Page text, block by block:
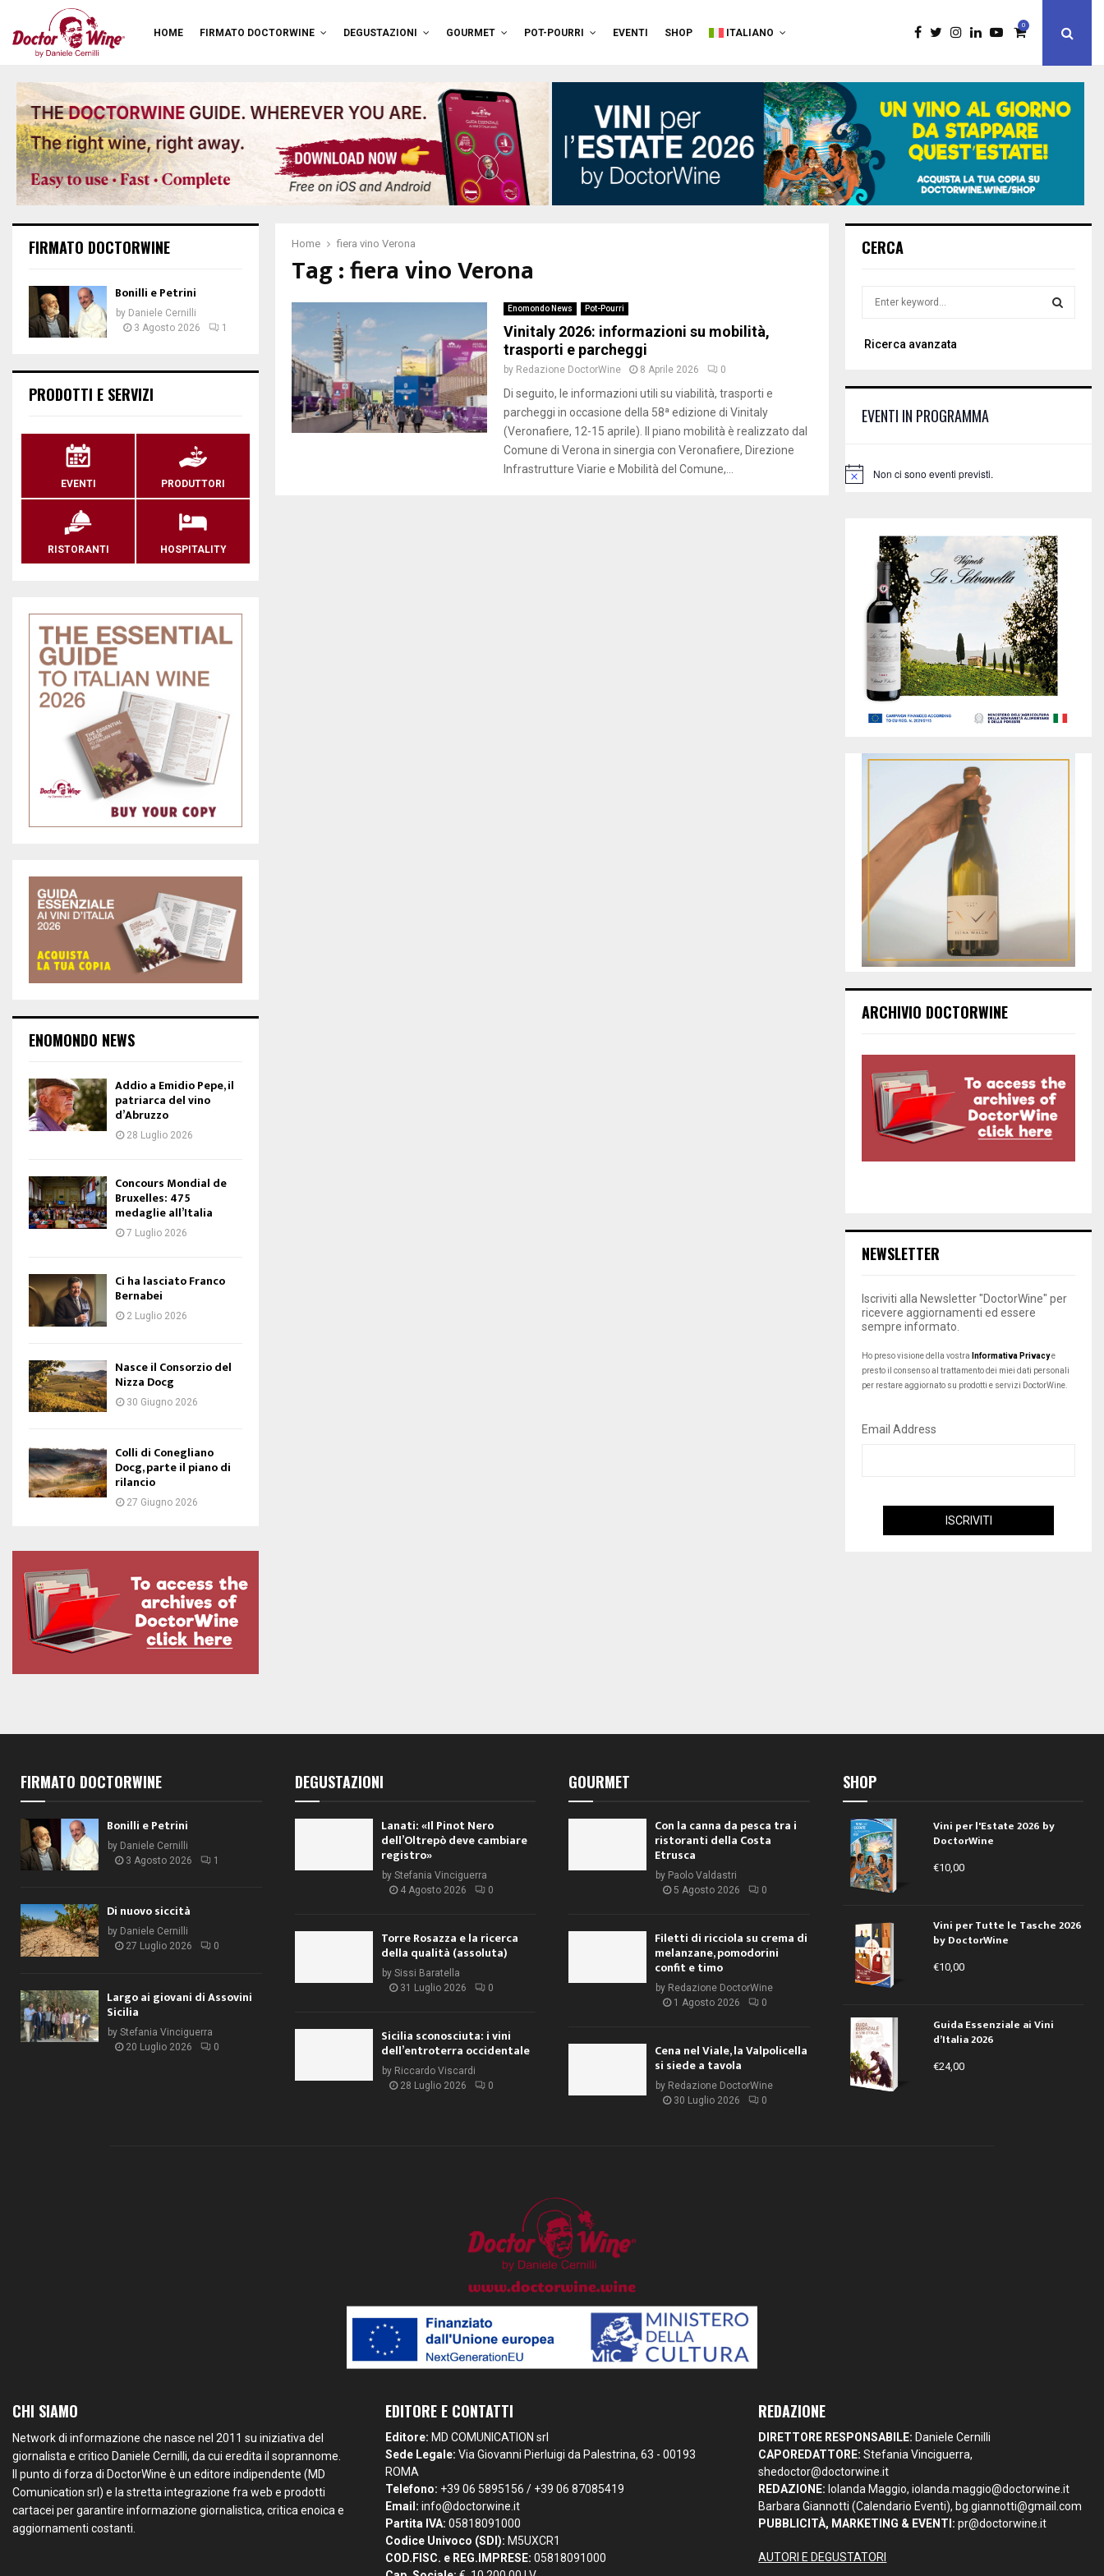
HOME FIRMATO DOCTORWINE DEGUSTAZIONI GOURMET POT-POURRI EVENTI SHOP ITALIANO
0
Home fiera vino Verona
Tag : fiera vino Verona
Enomondo News Pot-Pourri
Vinitaly 2026: informazioni su mobilità,
trasporti e parcheggi
by Redazione DoctorWine 8 Aprile 2026 0
Di seguito, le informazioni utili su viabilità, trasporti e
parcheggi in occasione della 58ª edizione di Vinitaly
(Veronafiere, 12-15 aprile). Il piano mobilità è realizzato dal
Comune di Verona in sinergia con Veronafiere, Direzione
Infrastrutture Viarie e Mobilità del Comune,...
FIRMATO DOCTORWINE
Bonilli e Petrini
by Daniele Cernilli
3 Agosto 2026
1
PRODOTTI E SERVIZI
EVENTI PRODUTTORI
RISTORANTI HOSPITALITY
ENOMONDO NEWS
Addio a Emidio Pepe, il
patriarca del vino
d’Abruzzo
28 Luglio 2026
Concours Mondial de
Bruxelles: 475
medaglie all’Italia
7 Luglio 2026
Ci ha lasciato Franco
Bernabei
2 Luglio 2026
Nasce il Consorzio del
Nizza Docg
30 Giugno 2026
Colli di Conegliano
Docg, parte il piano di
rilancio
27 Giugno 2026
CERCA
r
o
Ricerca avanzata
EVENTI IN PROGRAMMA
N
Non ci sono eventi previsti.
ARCHIVIO DOCTORWINE
NEWSLETTER
Iscriviti alla Newsletter "DoctorWine" per
ricevere aggiornamenti ed essere
sempre informato.
Ho preso visione della vostra Informativa Privacye
presto il consenso al trattamento dei miei dati personali
per restare aggiornato su prodotti e servizi DoctorWine.
Email Address
FIRMATO DOCTORWINE
Bonilli e Petrini
by Daniele Cernilli
3 Agosto 2026
1
Di nuovo siccità
by Daniele Cernilli
27 Luglio 2026
0
Largo ai giovani di Assovini
Sicilia
by Stefania Vinciguerra
20 Luglio 2026
0
DEGUSTAZIONI
Lanati: «Il Pinot Nero
dell’Oltrepò deve cambiare
registro»
by Stefania Vinciguerra
4 Agosto 2026
0
Torre Rosazza e la ricerca
della qualità (assoluta)
by Sissi Baratella
31 Luglio 2026
0
Sicilia sconosciuta: i vini
dell’entroterra occidentale
by Riccardo Viscardi
28 Luglio 2026
0
GOURMET
Con la canna da pesca tra i
ristoranti della Costa
Etrusca
by Paolo Valdastri
5 Agosto 2026
0
Filetti di ricciola su crema di
melanzane, pomodorini
confit e timo
by Redazione DoctorWine
1 Agosto 2026
0
Cena nel Viale, la Valpolicella
si siede a tavola
by Redazione DoctorWine
30 Luglio 2026
0
SHOP
Vini per l'Estate 2026 by
DoctorWine
€10,00
Vini per Tutte le Tasche 2026
by DoctorWine
€10,00
Guida Essenziale ai Vini
d’Italia 2026
€24,00
CHI SIAMO
Network di informazione che nasce nel 2011 su iniziativa del
giornalista e critico Daniele Cernilli, da cui eredita il soprannome.
Il punto di forza di DoctorWine è un editore indipendente (MD
Comunication srl) e la stretta integrazione fra web e prodotti
cartacei per garantire informazione giornalistica, critica enoica e
aggiornamenti costanti.
EDITORE E CONTATTI
Editore: MD COMUNICATION srl
Sede Legale: Via Giovanni Pierluigi da Palestrina, 63 - 00193
ROMA
Telefono: +39 06 5895156 / +39 06 87085419
Email: info@doctorwine.it
Partita IVA: 05818091000
Codice Univoco (SDI): M5UXCR1
COD.FISC. e REG.IMPRESE: 05818091000
REDAZIONE
DIRETTORE RESPONSABILE: Daniele Cernilli
CAPOREDATTORE: Stefania Vinciguerra,
shedoctor@doctorwine.it
REDAZIONE: Iolanda Maggio,iolanda.maggio@doctorwine.it
Barbara Giannotti (Calendario Eventi), bg.giannotti@gmail.com
PUBBLICITÀ, MARKETING & EVENTI: pr@doctorwine.it
AUTORI E DEGUSTATORI